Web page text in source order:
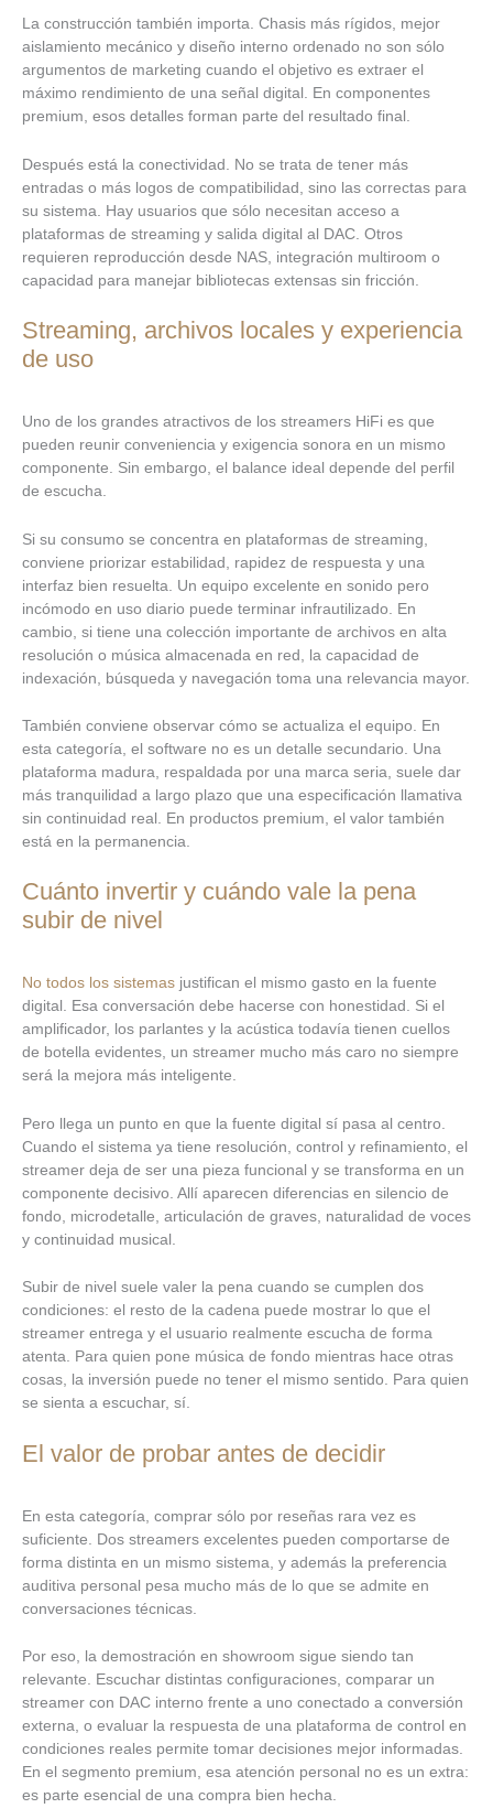
La construcción también importa. Chasis más rígidos, mejor
aislamiento mecánico y diseño interno ordenado no son sólo
argumentos de marketing cuando el objetivo es extraer el
máximo rendimiento de una señal digital. En componentes
premium, esos detalles forman parte del resultado final.
Después está la conectividad. No se trata de tener más
entradas o más logos de compatibilidad, sino las correctas para
su sistema. Hay usuarios que sólo necesitan acceso a
plataformas de streaming y salida digital al DAC. Otros
requieren reproducción desde NAS, integración multiroom o
capacidad para manejar bibliotecas extensas sin fricción.
Streaming, archivos locales y experiencia
de uso
Uno de los grandes atractivos de los streamers HiFi es que
pueden reunir conveniencia y exigencia sonora en un mismo
componente. Sin embargo, el balance ideal depende del perfil
de escucha.
Si su consumo se concentra en plataformas de streaming,
conviene priorizar estabilidad, rapidez de respuesta y una
interfaz bien resuelta. Un equipo excelente en sonido pero
incómodo en uso diario puede terminar infrautilizado. En
cambio, si tiene una colección importante de archivos en alta
resolución o música almacenada en red, la capacidad de
indexación, búsqueda y navegación toma una relevancia mayor.
También conviene observar cómo se actualiza el equipo. En
esta categoría, el software no es un detalle secundario. Una
plataforma madura, respaldada por una marca seria, suele dar
más tranquilidad a largo plazo que una especificación llamativa
sin continuidad real. En productos premium, el valor también
está en la permanencia.
Cuánto invertir y cuándo vale la pena
subir de nivel
No todos los sistemas justifican el mismo gasto en la fuente
digital. Esa conversación debe hacerse con honestidad. Si el
amplificador, los parlantes y la acústica todavía tienen cuellos
de botella evidentes, un streamer mucho más caro no siempre
será la mejora más inteligente.
Pero llega un punto en que la fuente digital sí pasa al centro.
Cuando el sistema ya tiene resolución, control y refinamiento, el
streamer deja de ser una pieza funcional y se transforma en un
componente decisivo. Allí aparecen diferencias en silencio de
fondo, microdetalle, articulación de graves, naturalidad de voces
y continuidad musical.
Subir de nivel suele valer la pena cuando se cumplen dos
condiciones: el resto de la cadena puede mostrar lo que el
streamer entrega y el usuario realmente escucha de forma
atenta. Para quien pone música de fondo mientras hace otras
cosas, la inversión puede no tener el mismo sentido. Para quien
se sienta a escuchar, sí.
El valor de probar antes de decidir
En esta categoría, comprar sólo por reseñas rara vez es
suficiente. Dos streamers excelentes pueden comportarse de
forma distinta en un mismo sistema, y además la preferencia
auditiva personal pesa mucho más de lo que se admite en
conversaciones técnicas.
Por eso, la demostración en showroom sigue siendo tan
relevante. Escuchar distintas configuraciones, comparar un
streamer con DAC interno frente a uno conectado a conversión
externa, o evaluar la respuesta de una plataforma de control en
condiciones reales permite tomar decisiones mejor informadas.
En el segmento premium, esa atención personal no es un extra:
es parte esencial de una compra bien hecha.